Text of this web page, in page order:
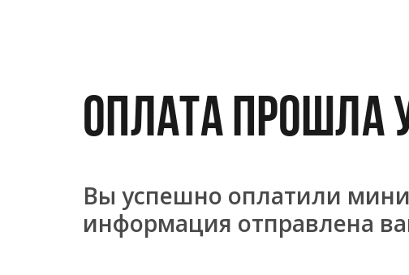
ОПЛАТА ПРОШЛА
Вы успешно оплатили
информация отправлена